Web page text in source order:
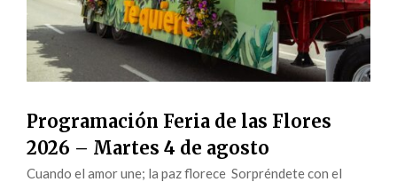
Programación Feria de las Flores
2026 – Martes 4 de agosto
Cuando el amor une; la paz florece Sorpréndete con el